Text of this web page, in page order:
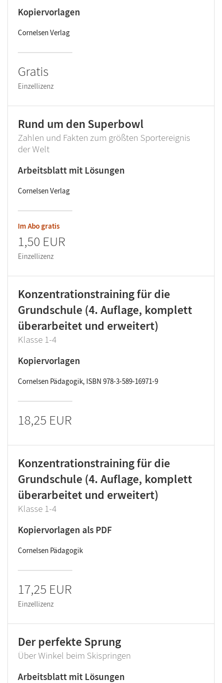
Kopiervorlagen
Cornelsen Verlag
Gratis
Einzellizenz
Rund um den Superbowl
Zahlen und Fakten zum größten Sportereignis
der Welt
Arbeitsblatt mit Lösungen
Cornelsen Verlag
Im Abo gratis
1,50 EUR
Einzellizenz
Konzentrationstraining für die
Grundschule (4. Auflage, komplett
überarbeitet und erweitert)
Klasse 1-4
Kopiervorlagen
Cornelsen Pädagogik, ISBN 978-3-589-16971-9
18,25 EUR
Konzentrationstraining für die
Grundschule (4. Auflage, komplett
überarbeitet und erweitert)
Klasse 1-4
Kopiervorlagen als PDF
Cornelsen Pädagogik
17,25 EUR
Einzellizenz
Der perfekte Sprung
Über Winkel beim Skispringen
Arbeitsblatt mit Lösungen